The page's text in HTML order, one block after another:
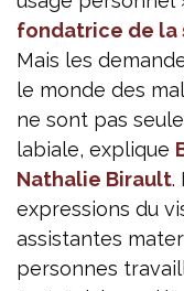
fondatrice de
Mais les
le monde des
ne sont pas
labiale, explique
Nathalie Birault.
expressions du
assistantes
personnes